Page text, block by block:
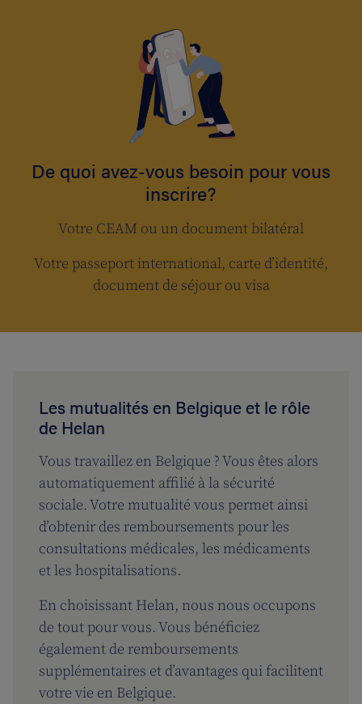
De quoi avez-vous besoin pour vous
inscrire?
Votre CEAM ou un document bilatéral
Votre passeport international, carte d’identité,
document de séjour ou visa
Les mutualités en Belgique et le rôle
de Helan
Vous travaillez en Belgique ? Vous êtes alors
automatiquement affilié à la sécurité
sociale. Votre mutualité vous permet ainsi
d’obtenir des remboursements pour les
consultations médicales, les médicaments
et les hospitalisations.
En choisissant Helan, nous nous occupons
de tout pour vous. Vous bénéficiez
également de remboursements
supplémentaires et d’avantages qui facilitent
votre vie en Belgique.